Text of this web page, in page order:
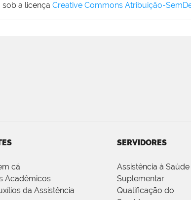
a licença Creative Commons Atribuição-
cá
Acadêmicos
da Assistência
SERVIDORES
Assistência à Saúde
Suplementar
Qualificação do